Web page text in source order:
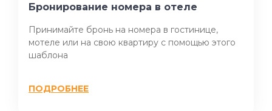
Бронирование номера в отеле
Принимайте бронь на номера в гостинице,
мотеле или на свою квартиру с помощью этого
шаблона
ПОДРОБНЕЕ